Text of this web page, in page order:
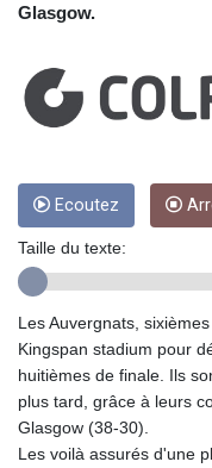
Glasgow.
Ecoutez
Taille du texte:
Les Auvergnats,
Kingspan stadium pour
huitièmes de finale. Ils
plus tard, grâce à leurs
Glasgow (38-30).
Les voilà assurés d'une